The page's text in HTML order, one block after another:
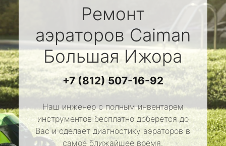
Ремонт
аэраторов Caiman
Большая Ижора
+7 (812) 507-16-92
Наш инженер с полным инвентарем
инструментов бесплатно доберется до
Вас и сделает диагностику аэраторов в
самое ближайшее время.